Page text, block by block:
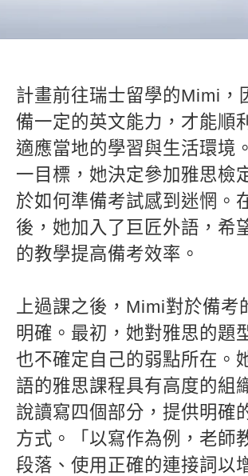
計畫前往瑞士留學的Mimi，
備一定的英文能力，才能順
適應當地的學習與生活環境
一目標，她決定參加雅思檢
於如何準備考試感到迷惘。
後，她加入了巨匠外語，希
的教學提高備考效率。
上過課之後，Mimi對於備考
明確。最初，她對雅思的題
也不確定自己的弱點所在。
語的雅思課程具有高度的組
說讀寫四個部分，提供明確
方式。「以寫作為例，老師
段落、使用正確的連接詞以